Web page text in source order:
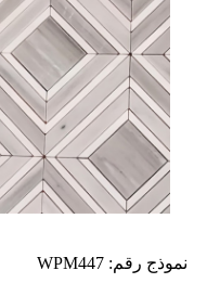
نموذج رقم: WPM447